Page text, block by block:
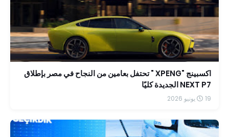
اكسبينج "XPENG " تحتفل بعامين من النجاح في مصر بإطلاق
NEXT P7 الجديدة كليًا
19 يونيو 2026